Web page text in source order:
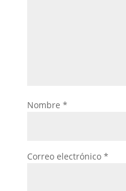
Nombre *
Correo electrónico *